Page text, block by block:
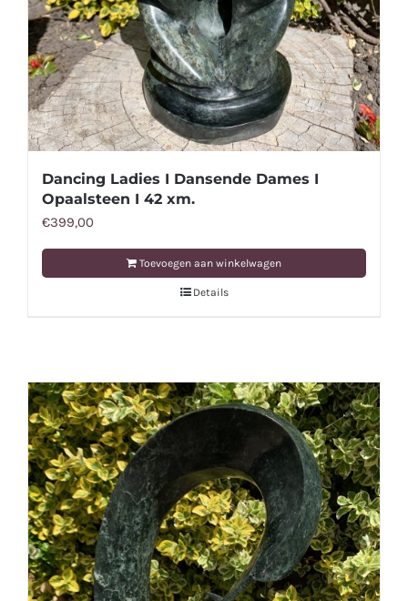
Dancing Ladies I Dansende Dames I
Opaalsteen I 42 xm.
€399,00
Toevoegen aan winkelwagen
Details